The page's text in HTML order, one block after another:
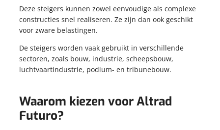
Deze steigers kunnen zowel eenvoudige als complexe
constructies snel realiseren. Ze zijn dan ook geschikt
voor zware belastingen.
De steigers worden vaak gebruikt in verschillende
sectoren, zoals bouw, industrie, scheepsbouw,
luchtvaartindustrie, podium- en tribunebouw.
Waarom kiezen voor Altrad
Futuro?